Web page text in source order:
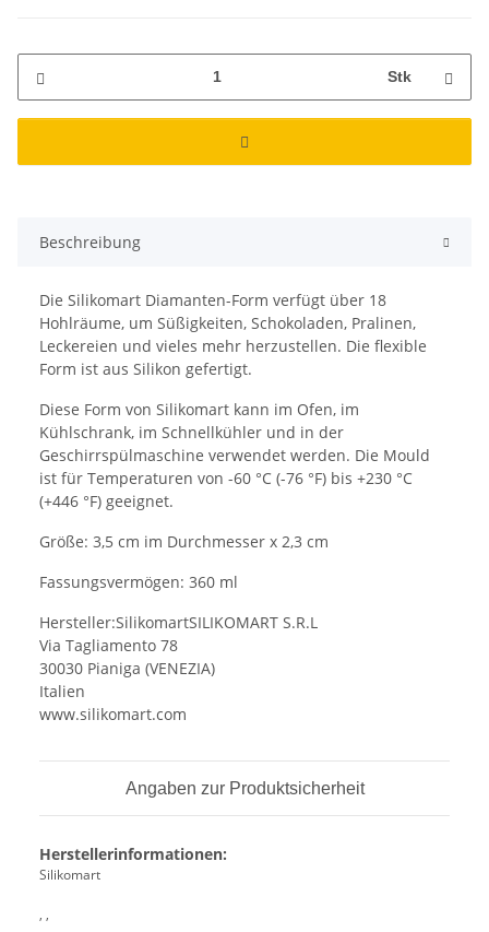
Stk
Beschreibung
Die Silikomart Diamanten-Form verfügt über 18
Hohlräume, um Süßigkeiten, Schokoladen, Pralinen,
Leckereien und vieles mehr herzustellen. Die flexible
Form ist aus Silikon gefertigt.
Diese Form von Silikomart kann im Ofen, im
Kühlschrank, im Schnellkühler und in der
Geschirrspülmaschine verwendet werden. Die Mould
ist für Temperaturen von -60 °C (-76 °F) bis +230 °C
(+446 °F) geeignet.
Größe: 3,5 cm im Durchmesser x 2,3 cm
Fassungsvermögen: 360 ml
Hersteller:SilikomartSILIKOMART S.R.L
Via Tagliamento 78
30030 Pianiga (VENEZIA)
Italien
www.silikomart.com
Angaben zur Produktsicherheit
Herstellerinformationen:
Silikomart
, ,